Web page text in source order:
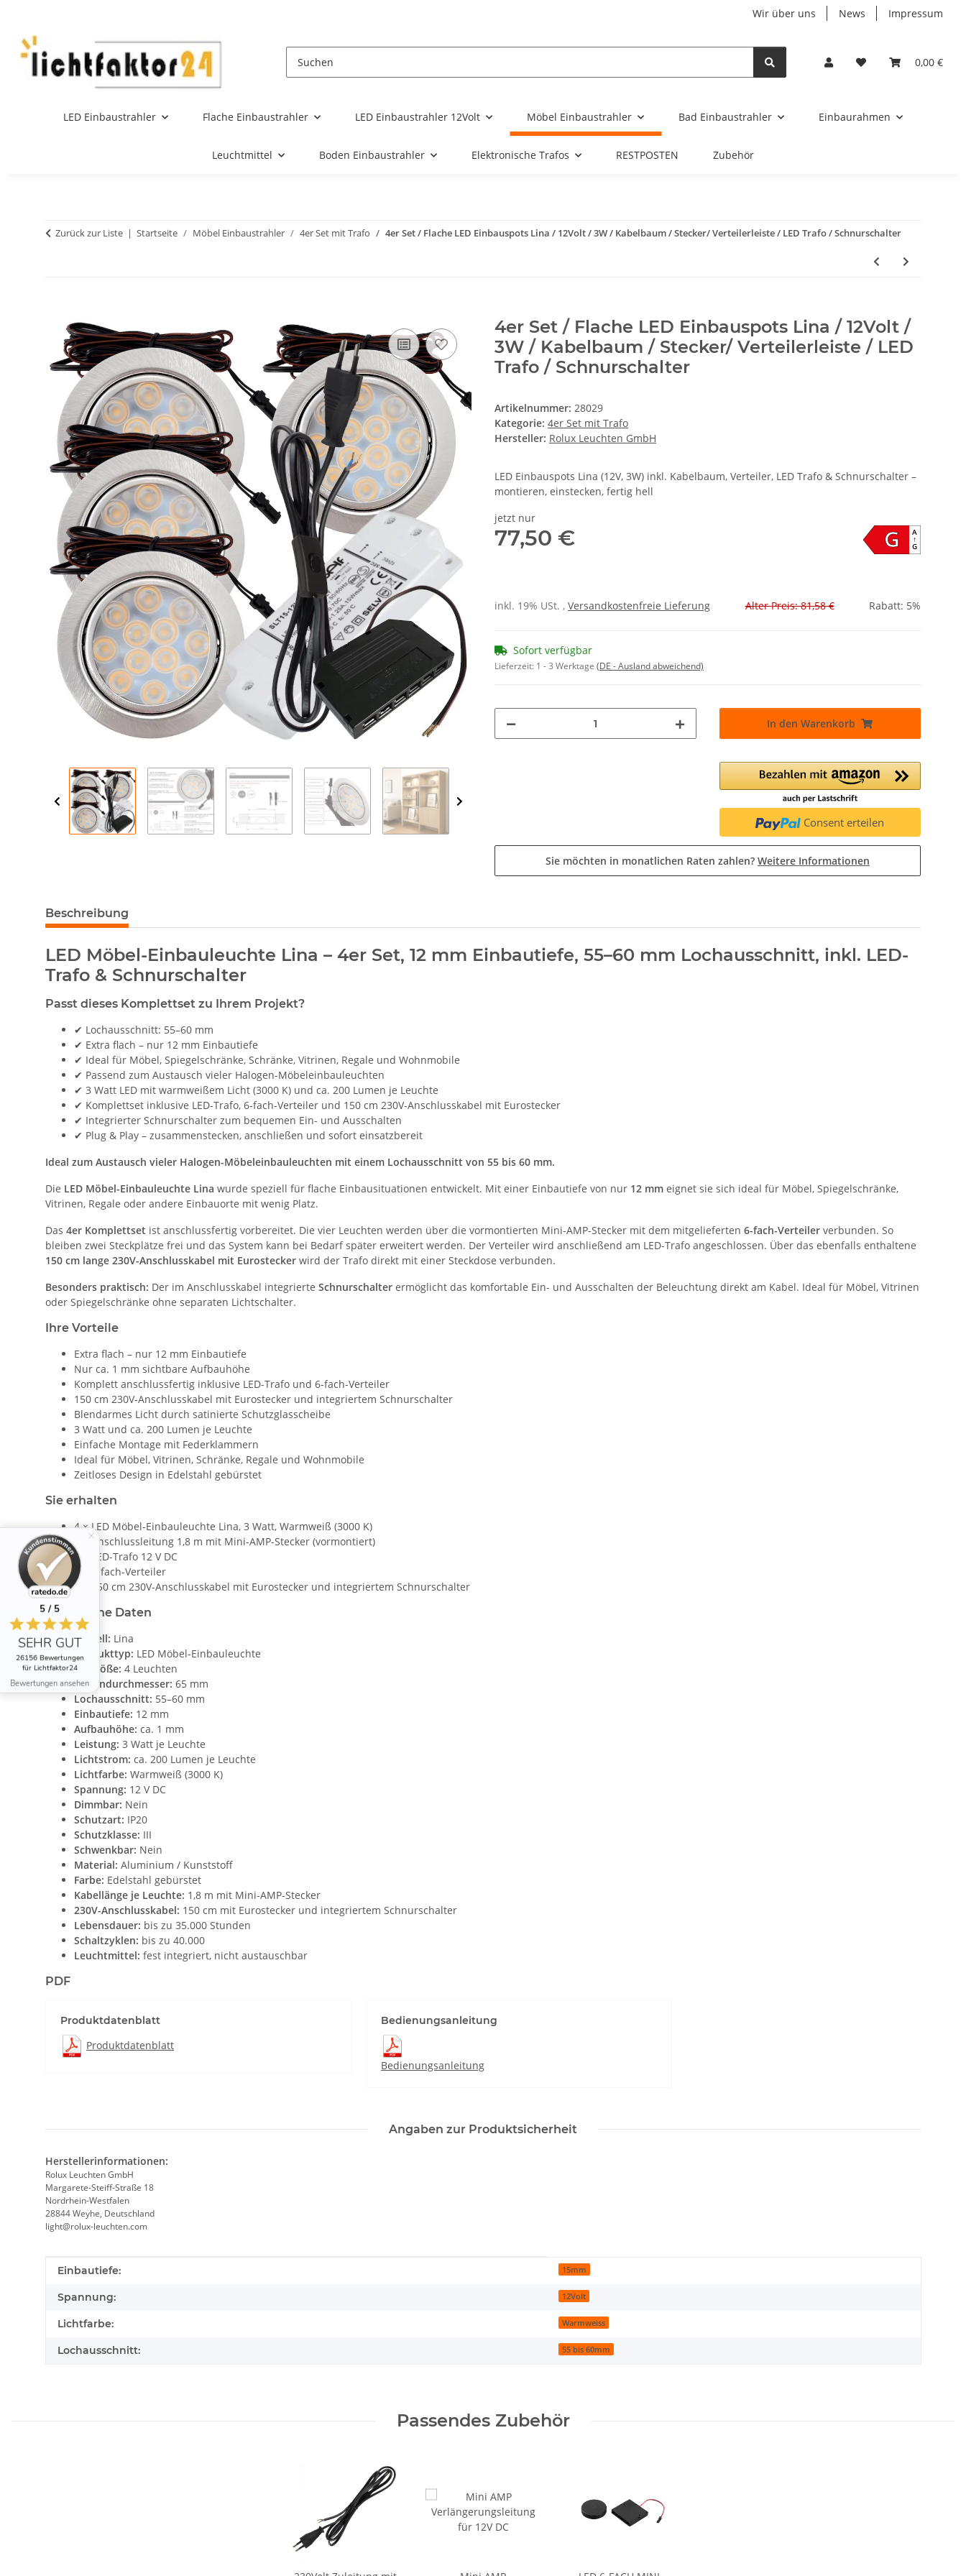
Wir über uns News Impressum
0,00 €
LED Einbaustrahler Flache Einbaustrahler LED Einbaustrahler 12Volt Möbel Einbaustrahler Bad Einbaustrahler Einbaurahmen
Leuchtmittel Boden Einbaustrahler Elektronische Trafos RESTPOSTEN Zubehör
Zurück zur Liste Startseite Möbel Einbaustrahler 4er Set mit Trafo 4er Set / Flache LED Einbauspots Lina / 12Volt / 3W / Kabelbaum / Stecker/ Verteilerleiste / LED Trafo / Schnurschalter
4er Set / Flache LED Einbauspots Lina / 12Volt /
3W / Kabelbaum / Stecker/ Verteilerleiste / LED
Trafo / Schnurschalter
Artikelnummer: 28029
Kategorie: 4er Set mit Trafo
Hersteller: Rolux Leuchten GmbH
LED Einbauspots Lina (12V, 3W) inkl. Kabelbaum, Verteiler, LED Trafo & Schnurschalter –
montieren, einstecken, fertig hell
jetzt nur
77,50 € A
↑
G
G
inkl. 19% USt. , Versandkostenfreie Lieferung Alter Preis: 81,58 € Rabatt: 5%
Sofort verfügbar
Lieferzeit: 1 - 3 Werktage (DE - Ausland abweichend)
In den Warenkorb
Consent erteilen
Sie möchten in monatlichen Raten zahlen? Weitere Informationen
Beschreibung
LED Möbel-Einbauleuchte Lina – 4er Set, 12 mm Einbautiefe, 55–60 mm Lochausschnitt, inkl. LED-
Trafo & Schnurschalter
Passt dieses Komplettset zu Ihrem Projekt?
✔ Lochausschnitt: 55–60 mm
✔ Extra flach – nur 12 mm Einbautiefe
✔ Ideal für Möbel, Spiegelschränke, Schränke, Vitrinen, Regale und Wohnmobile
✔ Passend zum Austausch vieler Halogen-Möbeleinbauleuchten
✔ 3 Watt LED mit warmweißem Licht (3000 K) und ca. 200 Lumen je Leuchte
✔ Komplettset inklusive LED-Trafo, 6-fach-Verteiler und 150 cm 230V-Anschlusskabel mit Eurostecker
✔ Integrierter Schnurschalter zum bequemen Ein- und Ausschalten
✔ Plug & Play – zusammenstecken, anschließen und sofort einsatzbereit
Ideal zum Austausch vieler Halogen-Möbeleinbauleuchten mit einem Lochausschnitt von 55 bis 60 mm.
Die LED Möbel-Einbauleuchte Lina wurde speziell für flache Einbausituationen entwickelt. Mit einer Einbautiefe von nur 12 mm eignet sie sich ideal für Möbel, Spiegelschränke,
Vitrinen, Regale oder andere Einbauorte mit wenig Platz.
Das 4er Komplettset ist anschlussfertig vorbereitet. Die vier Leuchten werden über die vormontierten Mini-AMP-Stecker mit dem mitgelieferten 6-fach-Verteiler verbunden. So
bleiben zwei Steckplätze frei und das System kann bei Bedarf später erweitert werden. Der Verteiler wird anschließend am LED-Trafo angeschlossen. Über das ebenfalls enthaltene
150 cm lange 230V-Anschlusskabel mit Eurostecker wird der Trafo direkt mit einer Steckdose verbunden.
Besonders praktisch: Der im Anschlusskabel integrierte Schnurschalter ermöglicht das komfortable Ein- und Ausschalten der Beleuchtung direkt am Kabel. Ideal für Möbel, Vitrinen
oder Spiegelschränke ohne separaten Lichtschalter.
Ihre Vorteile
Extra flach – nur 12 mm Einbautiefe
Nur ca. 1 mm sichtbare Aufbauhöhe
Komplett anschlussfertig inklusive LED-Trafo und 6-fach-Verteiler
150 cm 230V-Anschlusskabel mit Eurostecker und integriertem Schnurschalter
Blendarmes Licht durch satinierte Schutzglasscheibe
3 Watt und ca. 200 Lumen je Leuchte
Einfache Montage mit Federklammern
Ideal für Möbel, Vitrinen, Schränke, Regale und Wohnmobile
Zeitloses Design in Edelstahl gebürstet
Sie erhalten
4 × LED Möbel-Einbauleuchte Lina, 3 Watt, Warmweiß (3000 K)
4 × Anschlussleitung 1,8 m mit Mini-AMP-Stecker (vormontiert)
1 × LED-Trafo 12 V DC
1 × 6-fach-Verteiler
1 × 150 cm 230V-Anschlusskabel mit Eurostecker und integriertem Schnurschalter
Technische Daten
Modell: Lina
Produkttyp: LED Möbel-Einbauleuchte
Setgröße: 4 Leuchten
Außendurchmesser: 65 mm
Lochausschnitt: 55–60 mm
Einbautiefe: 12 mm
Aufbauhöhe: ca. 1 mm
Leistung: 3 Watt je Leuchte
Lichtstrom: ca. 200 Lumen je Leuchte
Lichtfarbe: Warmweiß (3000 K)
Spannung: 12 V DC
Dimmbar: Nein
Schutzart: IP20
Schutzklasse: III
Schwenkbar: Nein
Material: Aluminium / Kunststoff
Farbe: Edelstahl gebürstet
Kabellänge je Leuchte: 1,8 m mit Mini-AMP-Stecker
230V-Anschlusskabel: 150 cm mit Eurostecker und integriertem Schnurschalter
Lebensdauer: bis zu 35.000 Stunden
Schaltzyklen: bis zu 40.000
Leuchtmittel: fest integriert, nicht austauschbar
PDF
Produktdatenblatt
Produktdatenblatt
Bedienungsanleitung
Bedienungsanleitung
Angaben zur Produktsicherheit
Herstellerinformationen:
Rolux Leuchten GmbH
Margarete-Steiff-Straße 18
Nordrhein-Westfalen
28844 Weyhe, Deutschland
light@rolux-leuchten.com
Produkteigenschaft
Wert
Einbautiefe: 15mm
Spannung: 12Volt
Lichtfarbe: Warmweiss
Lochausschnitt: 55 bis 60mm
Passendes Zubehör
5 / 5
SEHR GUT
26156 Bewertungen
für Lichtfaktor24
Bewertungen ansehen